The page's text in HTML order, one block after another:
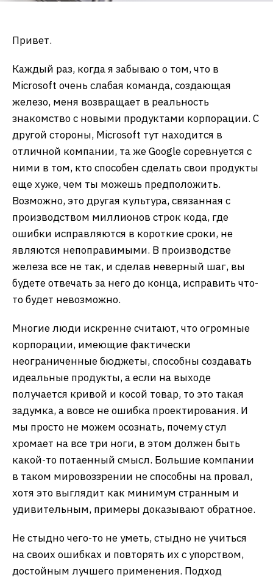
Привет.
Каждый раз, когда я забываю о том, что в
Microsoft очень слабая команда, создающая
железо, меня возвращает в реальность
знакомство с новыми продуктами корпорации. С
другой стороны, Microsoft тут находится в
отличной компании, та же Google соревнуется с
ними в том, кто способен сделать свои продукты
еще хуже, чем ты можешь предположить.
Возможно, это другая культура, связанная с
производством миллионов строк кода, где
ошибки исправляются в короткие сроки, не
являются непоправимыми. В производстве
железа все не так, и сделав неверный шаг, вы
будете отвечать за него до конца, исправить что-
то будет невозможно.
Многие люди искренне считают, что огромные
корпорации, имеющие фактически
неограниченные бюджеты, способны создавать
идеальные продукты, а если на выходе
получается кривой и косой товар, то это такая
задумка, а вовсе не ошибка проектирования. И
мы просто не можем осознать, почему стул
хромает на все три ноги, в этом должен быть
какой-то потаенный смысл. Большие компании
в таком мировоззрении не способны на провал,
хотя это выглядит как минимум странным и
удивительным, примеры доказывают обратное.
Не стыдно чего-то не уметь, стыдно не учиться
на своих ошибках и повторять их с упорством,
достойным лучшего применения. Подход